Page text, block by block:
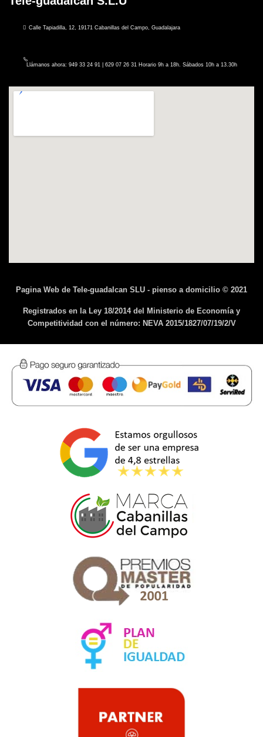
Calle Tapiadilla, 12, 19171 Cabanillas del Campo, Guadalajara
Llámanos ahora: 949 33 24 91 | 629 07 26 31 Horario 9h a 18h. Sábados 10h a 13.30h
Pagina Web de Tele-guadalcan SLU - pienso a domicilio © 2021
Registrados en la Ley 18/2014 del Ministerio de Economía y
Competitividad con el número: NEVA 2015/1827/07/19/2/V